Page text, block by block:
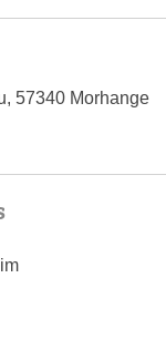
57340 Morhange